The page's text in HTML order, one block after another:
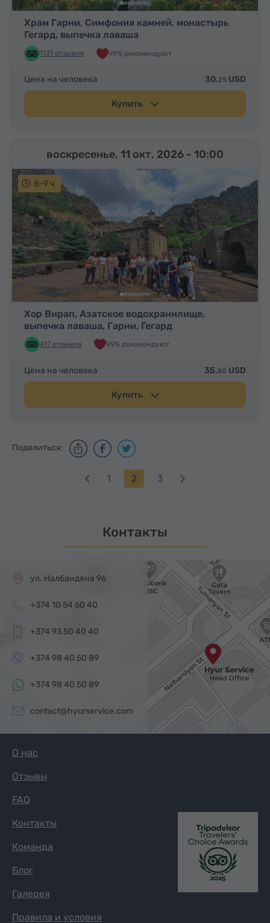
Храм Гарни, Симфония камней, монастырь
Гегард, выпечка лаваша
1131 отзывов 99% рекомендуют
Цена на человека 30.25 USD
Купить
8-9 ч
Хор Вирап, Азатское водохранилище,
выпечка лаваша, Гарни, Гегард
417 отзывов 99% рекомендуют
воскресенье, 11 окт, 2026 - 10:00
Цена на человека 35.80 USD
Купить
Поделиться:
1 2 3
Контакты
ул. Налбандяна 96
+374 10 54 60 40
+374 93 50 40 40
+374 98 40 50 89
+374 98 40 50 89
contact@hyurservice.com
О нас
Отзывы
FAQ
Контакты
Команда
Блог
Галерея
Правила и условия